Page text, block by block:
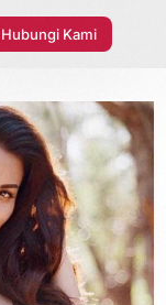
Hubungi Kami